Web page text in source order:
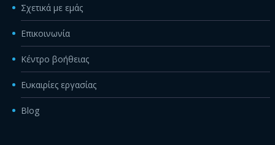
Σχετικά με εμάς
Επικοινωνία
Κέντρο βοήθειας
Ευκαιρίες εργασίας
Blog